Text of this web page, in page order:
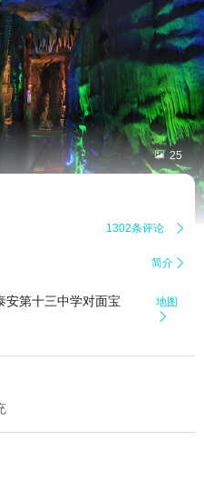
 25
1302条评论 
简介 
安第十三中学对面宝
地图
